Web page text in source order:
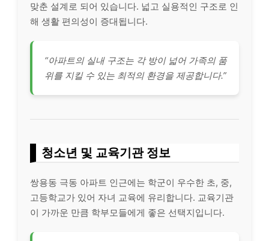
맞춘 설계로 되어 있습니다. 넓고 실용적인 구조로 인
해 생활 편의성이 증대됩니다.
“아파트의 실내 구조는 각 방이 넓어 가족의 품
위를 지킬 수 있는 최적의 환경을 제공합니다.”
청소년 및 교육기관 정보
쌍용동 극동 아파트 인근에는 학군이 우수한 초, 중,
고등학교가 있어 자녀 교육에 유리합니다. 교육기관
이 가까운 만큼 학부모들에게 좋은 선택지입니다.